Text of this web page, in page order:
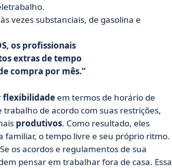
vezes substanciais, de gasolina e
os profissionais
extras de tempo
compra por mês.
flexibilidade em termos de horário de
trabalho de acordo com suas restrições,
produtivos. Como resultado, eles
familiar, o tempo livre e seu próprio ritmo.
os acordos e regulamentos de sua
pensar em trabalhar fora de casa. Essa